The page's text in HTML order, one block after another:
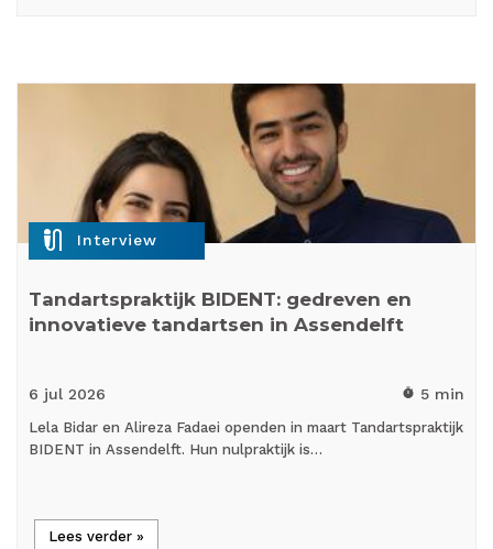
mic_external_on Interview
Tandartspraktijk BIDENT: gedreven en
innovatieve tandartsen in Assendelft
6 jul 2026 timer 5 min
Lela Bidar en Alireza Fadaei openden in maart Tandartspraktijk
BIDENT in Assendelft. Hun nulpraktijk is…
Lees verder »